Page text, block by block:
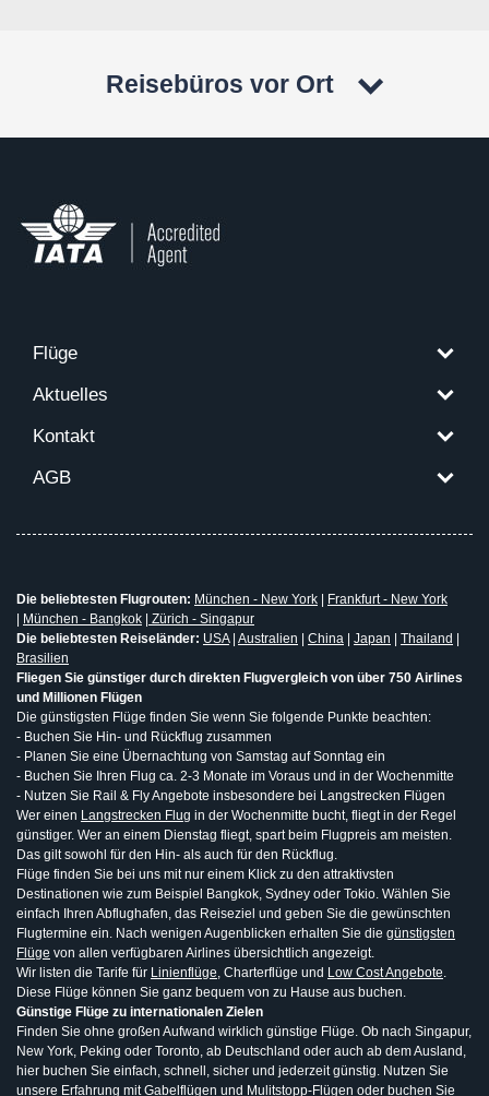
Reisebüros vor Ort
Flüge
Aktuelles
Kontakt
AGB
Die beliebtesten Flugrouten: München - New York
Frankfurt - New York
München - Bangkok
Zürich - Singapur
Die beliebtesten Reiseländer: USA| Australien China Japan Thailand
Brasilien
Fliegen Sie günstiger durch direkten Flugvergleich von über 750 Airlines
und Millionen Flügen
Die günstigsten Flüge finden Sie wenn Sie folgende Punkte beachten:
- Buchen Sie Hin- und Rückflug zusammen
- Planen Sie eine Übernachtung von Samstag auf Sonntag ein
- Buchen Sie Ihren Flug ca. 2-3 Monate im Voraus und in der Wochenmitte
- Nutzen Sie Rail & Fly Angebote insbesondere bei Langstrecken Flügen
Wer einen Langstrecken Flug in der Wochenmitte bucht, fliegt in der Regel
günstiger. Wer an einem Dienstag fliegt, spart beim Flugpreis am meisten.
Das gilt sowohl für den Hin- als auch für den Rückflug.
Flüge finden Sie bei uns mit nur einem Klick zu den attraktivsten
Destinationen wie zum Beispiel Bangkok, Sydney oder Tokio. Wählen Sie
einfach Ihren Abflughafen, das Reiseziel und geben Sie die gewünschten
Flugtermine ein. Nach wenigen Augenblicken erhalten Sie die günstigsten
Flüge von allen verfügbaren Airlines übersichtlich angezeigt.
Wir listen die Tarife für Linienflüge, Charterflüge und Low Cost Angebote.
Diese Flüge können Sie ganz bequem von zu Hause aus buchen.
Günstige Flüge zu internationalen Zielen
Finden Sie ohne großen Aufwand wirklich günstige Flüge. Ob nach Singapur,
New York, Peking oder Toronto, ab Deutschland oder auch ab dem Ausland,
hier buchen Sie einfach, schnell, sicher und jederzeit günstig. Nutzen Sie
unsere Erfahrung mitGabelflügen und Mulitstopp-Flügen oder buchen Sie